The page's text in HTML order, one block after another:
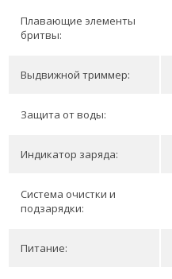
Плавающие элементы
бритвы:
Выдвижной триммер:
Защита от воды:
Индикатор заряда:
Система очистки и
подзарядки:
Питание: